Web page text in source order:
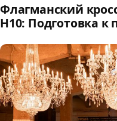
Флагманский
H10: Подготовка к